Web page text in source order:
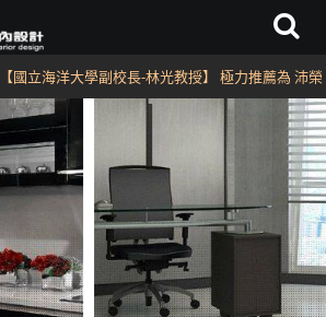
海洋大學副校長-林光教授】 極力推薦為 沛榮、